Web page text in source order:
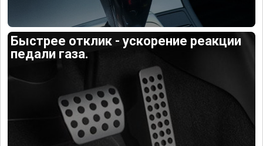
Быстрее отклик - ускорение реакции
педали газа.